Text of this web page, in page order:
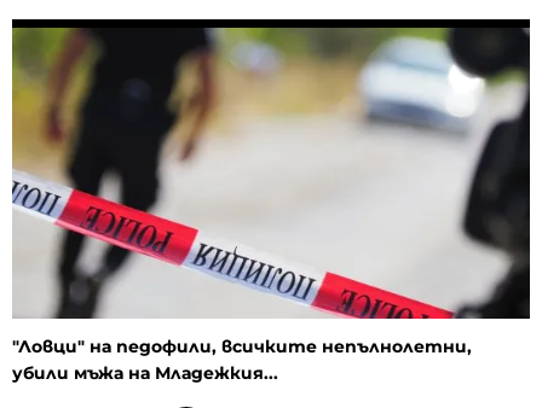
"Ловци" на педофили, всичките непълнолетни,
убили мъжа на Младежкия...